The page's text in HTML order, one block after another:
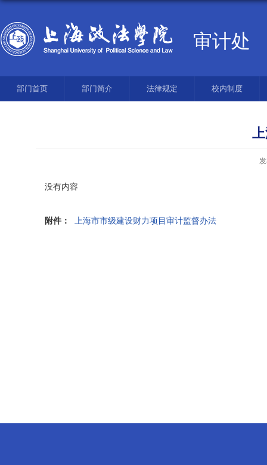
审计处
部门首页 部门简介 法律规定 校内制度
没有内容
附件： 上海市市级建设财力项目审计监督办法